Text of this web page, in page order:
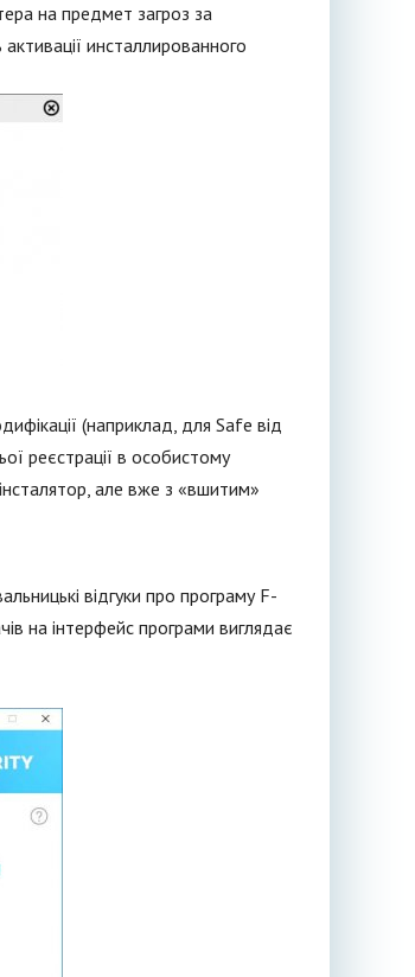
на предмет загроз за
инсталлированного
(наприклад, для Safe від
реєстрації в особистому
але вже з «вшитим»
відгуки про програму F-
на інтерфейс програми виглядає